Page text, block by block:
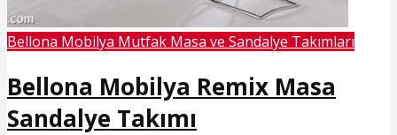
Bellona Mobilya Mutfak Masa ve Sandalye Takımları
Bellona Mobilya Remix Masa
Sandalye Takımı